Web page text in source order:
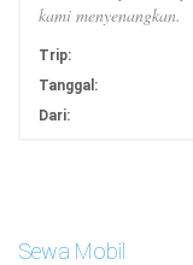
kami menyenangkan.
Trip:
Tanggal:
Dari:
Sewa Mobil